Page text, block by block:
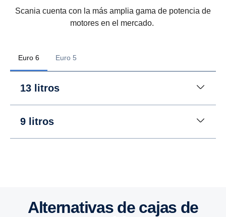
Scania cuenta con la más amplia gama de potencia de
motores en el mercado.
Euro 6 Euro 5
13 litros
9 litros
9 litros
Alternativas de cajas de